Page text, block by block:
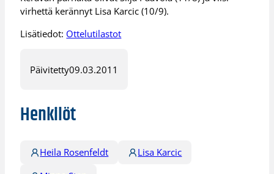
virhettä kerännyt Lisa Karcic (10/9).
Lisätiedot: Ottelutilastot
Päivitetty09.03.2011
Henkilöt
Heila Rosenfeldt
Lisa Karcic